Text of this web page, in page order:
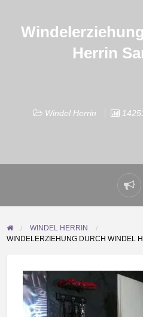
Herrin
Windel Herrin
WINDEL HERRIN
WINDELERZIEHUNG DURCH WINDEL